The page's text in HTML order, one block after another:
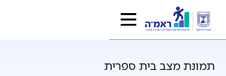
תמונת מצב בית ספרית